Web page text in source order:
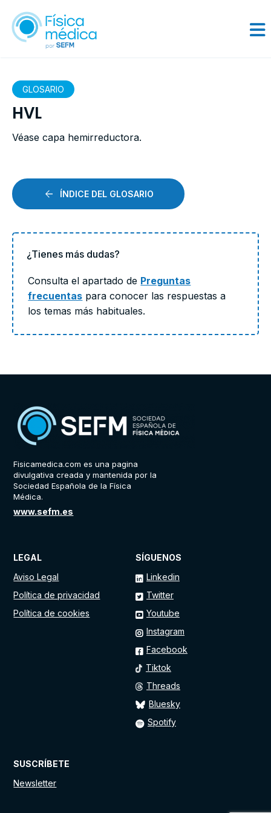
ÍNDICE DEL GLOSARIO
¿Tienes más dudas?
Consulta el apartado de Preguntas
frecuentas para conocer las respuestas a
los temas más habituales.
GLOSARIO
HVL
Véase capa hemirreductora.
Fisicamedica.com es una pagina
divulgativa creada y mantenida por la
Sociedad Española de la Física
Médica.
www.sefm.es
SUSCRÍBETE
Newsletter
SÍGUENOS
Linkedin
Twitter
Youtube
Instagram
Facebook
Tiktok
Threads
Bluesky
Spotify
LEGAL
Aviso Legal
Política de privacidad
Política de cookies